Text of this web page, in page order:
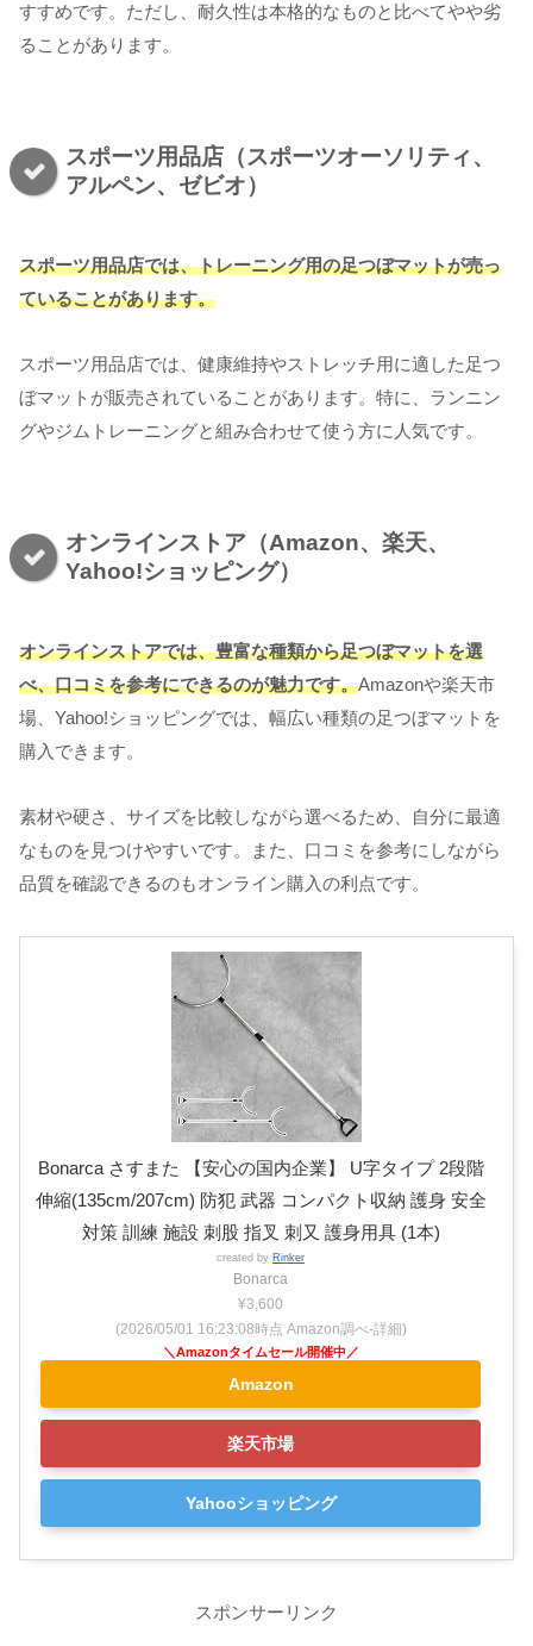
すすめです。ただし、耐久性は本格的なものと比べてやや劣
ることがあります。
スポーツ用品店（スポーツオーソリティ、
アルペン、ゼビオ）
スポーツ用品店では、トレーニング用の足つぼマットが売っ
ていることがあります。
スポーツ用品店では、健康維持やストレッチ用に適した足つ
ぼマットが販売されていることがあります。特に、ランニン
グやジムトレーニングと組み合わせて使う方に人気です。
オンラインストア（Amazon、楽天、
Yahoo!ショッピング）
オンラインストアでは、豊富な種類から足つぼマットを選
べ、口コミを参考にできるのが魅力です。Amazonや楽天市
場、Yahoo!ショッピングでは、幅広い種類の足つぼマットを
購入できます。
素材や硬さ、サイズを比較しながら選べるため、自分に最適
なものを見つけやすいです。また、口コミを参考にしながら
品質を確認できるのもオンライン購入の利点です。
Bonarca さすまた 【安心の国内企業】 U字タイプ 2段階
伸縮(135cm/207cm) 防犯 武器 コンパクト収納 護身 安全
対策 訓練 施設 刺股 指叉 刺又 護身用具 (1本)
created by Rinker
Bonarca
¥3,600
(2026/05/01 16:23:08時点 Amazon調べ-詳細)
Amazon
楽天市場
Yahooショッピング
スポンサーリンク